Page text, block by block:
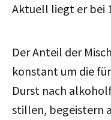
Aktuell liegt er bei
Der Anteil der
konstant um die
Durst nach
stillen, begeistern